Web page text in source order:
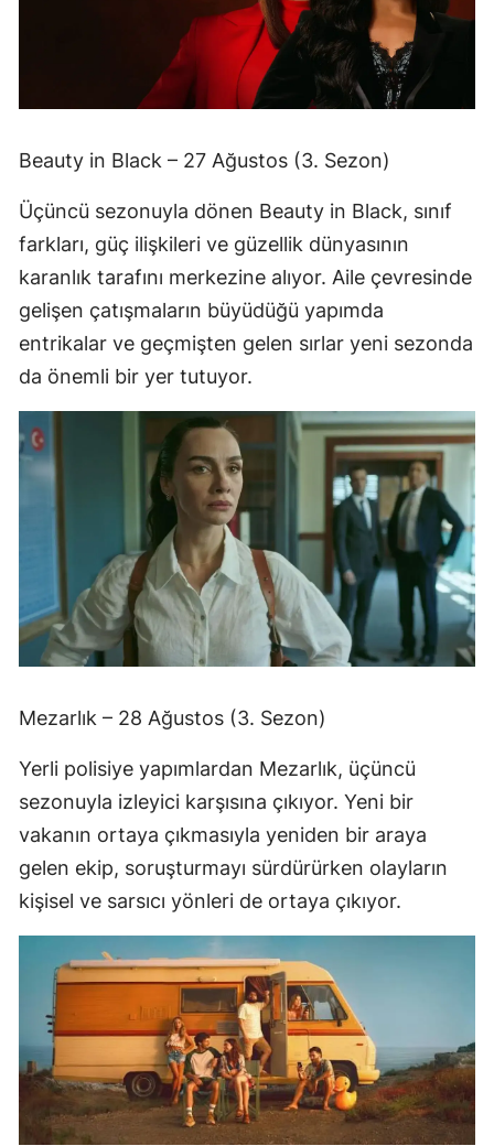
Beauty in Black – 27 Ağustos (3. Sezon)
Üçüncü sezonuyla dönen Beauty in Black, sınıf
farkları, güç ilişkileri ve güzellik dünyasının
karanlık tarafını merkezine alıyor. Aile çevresinde
gelişen çatışmaların büyüdüğü yapımda
entrikalar ve geçmişten gelen sırlar yeni sezonda
da önemli bir yer tutuyor.
Mezarlık – 28 Ağustos (3. Sezon)
Yerli polisiye yapımlardan Mezarlık, üçüncü
sezonuyla izleyici karşısına çıkıyor. Yeni bir
vakanın ortaya çıkmasıyla yeniden bir araya
gelen ekip, soruşturmayı sürdürürken olayların
kişisel ve sarsıcı yönleri de ortaya çıkıyor.